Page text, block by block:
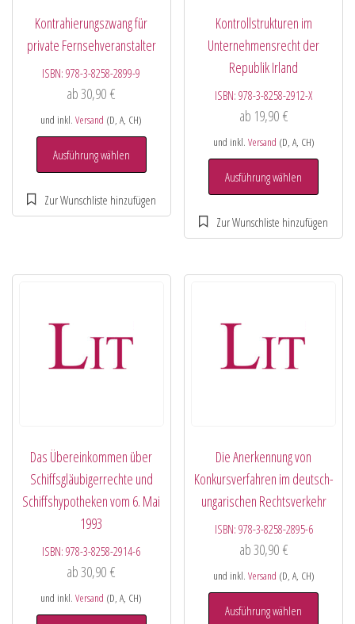
Kontrahierungszwang für
private Fernsehveranstalter
ISBN:978-3-8258-2899-9
ab30,90€
und inkl.Versand (D, A, CH)
Ausführung wählen
Kontrollstrukturen im
Unternehmensrecht der
Republik Irland
ISBN:978-3-8258-2912-X
ab 19,90 €
und inkl. Versand (D, A, CH)
Ausführung wählen
Das Übereinkommen über
Schiffsgläubigerrechte und
Schiffshypotheken vom 6. Mai
1993
ISBN:978-3-8258-2914-6
ab30,90€
und inkl.Versand (D, A, CH)
Die Anerkennung von
Konkursverfahren im deutsch-
ungarischen Rechtsverkehr
ISBN: 978-3-8258-2895-6
ab30,90 €
und inkl. Versand (D, A, CH)
Ausführung wählen